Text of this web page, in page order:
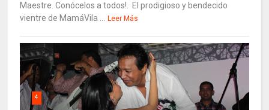
Maestre. Conócelos a todos!. El prodigioso y bendecido
vientre de MamáVila ... Leer Más
4